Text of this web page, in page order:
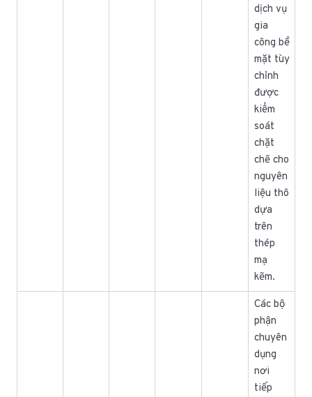
dịch vụ
gia
công bề
mặt tùy
chỉnh
được
kiểm
soát
chặt
chẽ cho
nguyên
liệu thô
dựa
trên
thép
mạ
kẽm.
Các bộ
phận
chuyên
dụng
nơi
tiếp